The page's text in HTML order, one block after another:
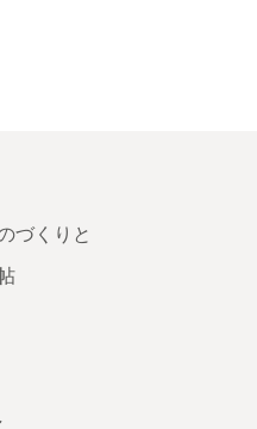
づくりと